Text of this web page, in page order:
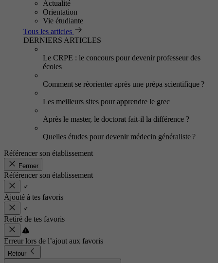
Actualité
Orientation
Vie étudiante
Tous les articles
DERNIERS ARTICLES
Le CRPE : le concours pour devenir professeur des
écoles
Comment se réorienter après une prépa scientifique ?
Les meilleurs sites pour apprendre le grec
Après le master, le doctorat fait-il la différence ?
Quelles études pour devenir médecin généraliste ?
Référencer son établissement
Fermer
Référencer son établissement
Ajouté à tes favoris
Retiré de tes favoris
Erreur lors de l’ajout aux favoris
Retour